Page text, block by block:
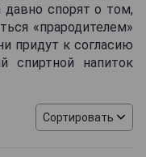
давно спорят о том,
«прародителем»
придут к согласию
спиртной напиток
только из
растет на
Чилийский писко
где созданы
Сортировать